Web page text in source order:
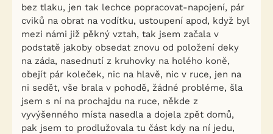
bez tlaku, jen tak lechce popracovat-napojení, pár
cviků na obrat na vodítku, ustoupení apod, když byl
mezi námi již pěkný vztah, tak jsem začala v
podstatě jakoby obsedat znovu od položení deky
na záda, nasednutí z kruhovky na holého koně,
obejít pár koleček, nic na hlavě, nic v ruce, jen na
ni sedět, vše brala v pohodě, žádné probléme, šla
jsem s ní na prochajdu na ruce, někde z
vyvýšenného místa nasedla a dojela zpět domů,
pak jsem to prodlužovala tu část kdy na ní jedu,